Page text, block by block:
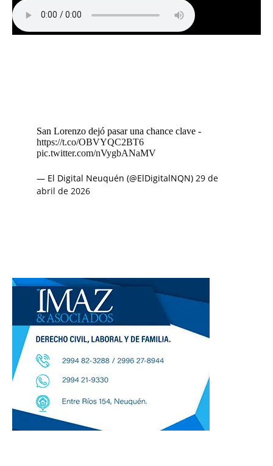
San Lorenzo dejó pasar una chance clave -
https://t.co/OBVYQC2BT6
pic.twitter.com/nVygbANaMV
— El Digital Neuquén (@ElDigitalNQN) 29 de
abril de 2026